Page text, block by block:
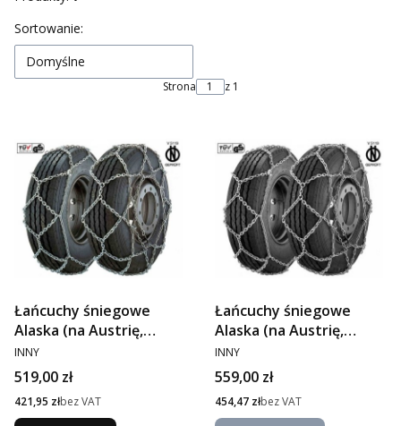
Lista produktów
Sortowanie:
Domyślne
Strona z 1
Łańcuchy śniegowe
Alaska (na Austrię,
295/60R22,5)
PRODUCENT
INNY
Cena
519,00 zł
Cena
421,95 złbez VAT
Łańcuchy śniegowe
Alaska (na Austrię,
315/60R22,5)
PRODUCENT
INNY
Cena
559,00 zł
Cena
454,47 złbez VAT